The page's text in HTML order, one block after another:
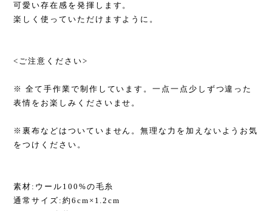
可愛い存在感を発揮します。
楽しく使っていただけますように。
<ご注意ください>
※ 全て手作業で制作しています。一点一点少しずつ違った
表情をお楽しみくださいませ。
※裏布などはついていません。無理な力を加えないようお気
をつけください。
素材:ウール100%の毛糸
通常サイズ:約6cm×1.2cm